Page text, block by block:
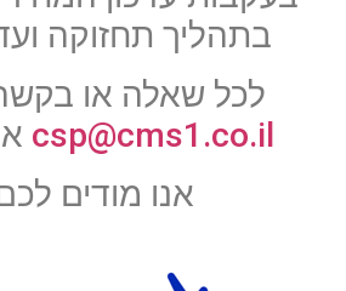
בתהליך תחזוקה
לכל שאלה או בקשה
csp@cms1.co.il
אנו מודים